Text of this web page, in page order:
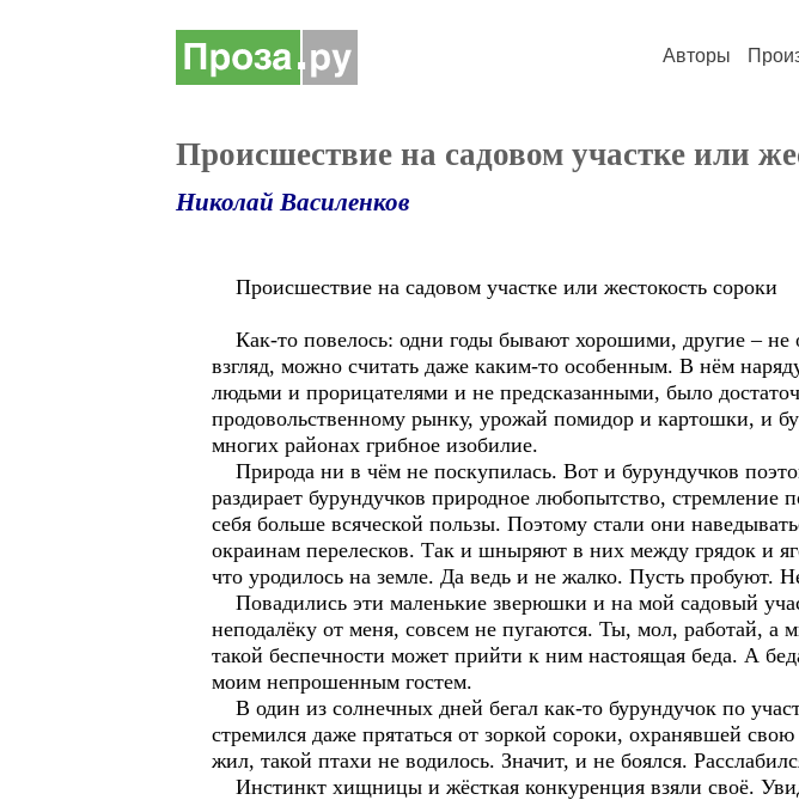
Авторы
Происшествие на садовом участке или
Николай Василенков
Происшествие на садовом участке или жестокость сороки
Как-то повелось: одни годы бывают хорошими, другие –
взгляд, можно считать даже каким-то особенным. В нём
людьми и прорицателями и не предсказанными, было
продовольственному рынку, урожай помидор и картошки, и
многих районах грибное изобилие.
Природа ни в чём не поскупилась. Вот и бурундучков
раздирает бурундучков природное любопытство,
себя больше всяческой пользы. Поэтому стали они
окраинам перелесков. Так и шныряют в них между грядок и
что уродилось на земле. Да ведь и не жалко. Пусть пробуют.
Повадились эти маленькие зверюшки и на мой садовый
неподалёку от меня, совсем не пугаются. Ты, мол, работай, а
такой беспечности может прийти к ним настоящая беда. А
моим непрошенным гостем.
В один из солнечных дней бегал как-то бурундучок по
стремился даже прятаться от зоркой сороки, охранявшей
жил, такой птахи не водилось. Значит, и не боялся.
Инстинкт хищницы и жёсткая конкуренция взяли своё.